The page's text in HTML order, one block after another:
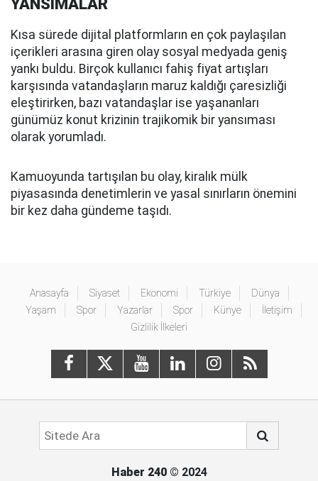
YANSIMALAR
Kısa sürede dijital platformların en çok paylaşılan
içerikleri arasına giren olay sosyal medyada geniş
yankı buldu. Birçok kullanıcı fahiş fiyat artışları
karşısında vatandaşların maruz kaldığı çaresizliği
eleştirirken, bazı vatandaşlar ise yaşananları
günümüz konut krizinin trajikomik bir yansıması
olarak yorumladı.
Kamuoyunda tartışılan bu olay, kiralık mülk
piyasasında denetimlerin ve yasal sınırların önemini
bir kez daha gündeme taşıdı.
Anasayfa Siyaset Ekonomi Türkiye
Dünya
Yaşam
Spor Yazarlar Spor Künye
İletişim
Gizlilik İlkeleri
Haber 240© 2024